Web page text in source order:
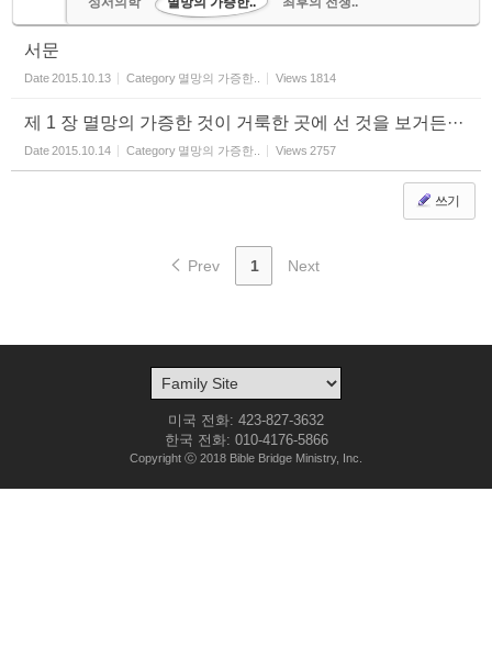
서문
Date2015.10.13 Category 멸망의 가증한.. Views 1814
제 1 장 멸망의 가증한 것이 거룩한 곳에 선 것을 보거든···
Date2015.10.14 Category 멸망의 가증한.. Views 2757
쓰기
Prev 1 Next
미국 전화: 423-827-3632
한국 전화: 010-4176-5866
Copyright ⓒ 2018 Bible Bridge Ministry, Inc.